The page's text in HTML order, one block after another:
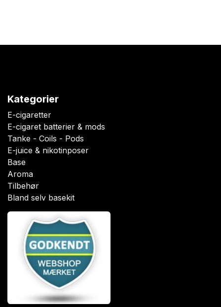
Kategorier
E-cigaretter
E-cigaret batterier & mods
Tanke - Coils - Pods
E-juice & nikotinposer
Base
Aroma
Tilbehør
Bland selv basekit